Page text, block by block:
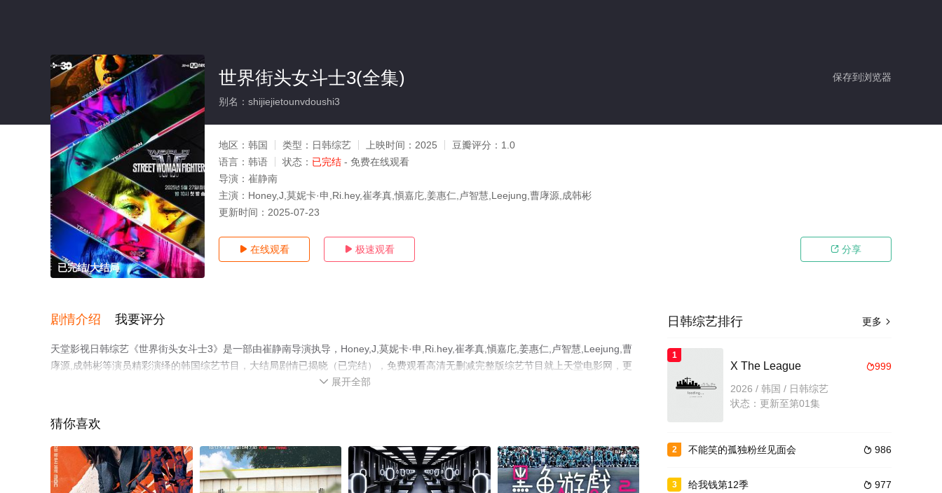
已完结/大结局
保存到浏览器
世界街头女斗士3(全集)
别名：shijiejietounvdoushi3
地区： 韩国 类型： 日韩综艺 上映时间： 2025 豆瓣评分： 1.0
语言： 韩语 状态： 已完结 - 免费在线观看
导演： 崔静南
主演： Honey,J,莫妮卡·申,Ri.hey,崔孝真,愼嘉庀,姜惠仁,卢智慧,Leejung,曹庨源,成韩彬
更新时间： 2025-07-23
 在线观看  极速观看  分享
剧情介绍 我要评分
天堂影视日韩综艺《世界街头女斗士3》是一部由崔静南导演执导，Honey,J,莫妮卡·申,Ri.hey,崔孝真,愼嘉庀,姜惠仁,卢智慧,Leejung,曹
庨源,成韩彬等演员精彩演绎的韩国综艺节目，大结局剧情已揭晓（已完结），免费观看高清无删减完整版综艺节目就上天堂电影网，更
 展开全部
猜你喜欢
更多 
日韩综艺排行
1
999
X The League
2026 / 韩国 / 日韩综艺
状态：更新至第01集
2  986
不能笑的孤独粉丝见面会
3  977
给我钱第12季